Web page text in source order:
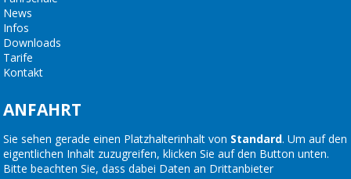
News
Infos
Downloads
Tarife
Kontakt
ANFAHRT
Sie sehen gerade einen Platzhalterinhalt von Standard. Um auf den
eigentlichen Inhalt zuzugreifen, klicken Sie auf den Button unten.
Bitte beachten Sie, dass dabei Daten an Drittanbieter